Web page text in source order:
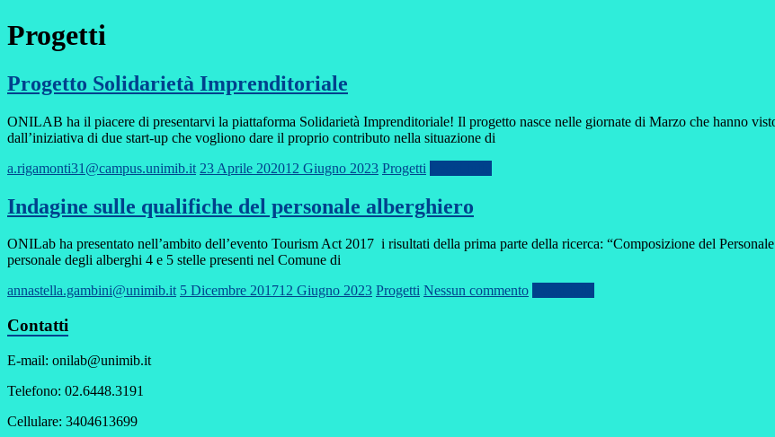
Progetti
Progetto Solidarietà Imprenditoriale
ONILAB ha il piacere di presentarvi la piattaforma Solidarietà Imprenditoriale! Il progetto nasce nelle giornate di Marzo che hanno
dall’iniziativa di due start-up che vogliono dare il proprio contributo nella situazione di
a.rigamonti31@campus.unimib.it 23 Aprile 202012 Giugno 2023 Progetti
Indagine sulle qualifiche del personale alberghiero
ONILab ha presentato nell’ambito dell’evento Tourism Act 2017 i risultati della prima parte della ricerca: “Composizione del
personale degli alberghi 4 e 5 stelle presenti nel Comune di
annastella.gambini@unimib.it 5 Dicembre 201712 Giugno 2023 Progetti Nessun commento
Contatti
E-mail: onilab@unimib.it
Telefono: 02.6448.3191
Cellulare: 3404613699